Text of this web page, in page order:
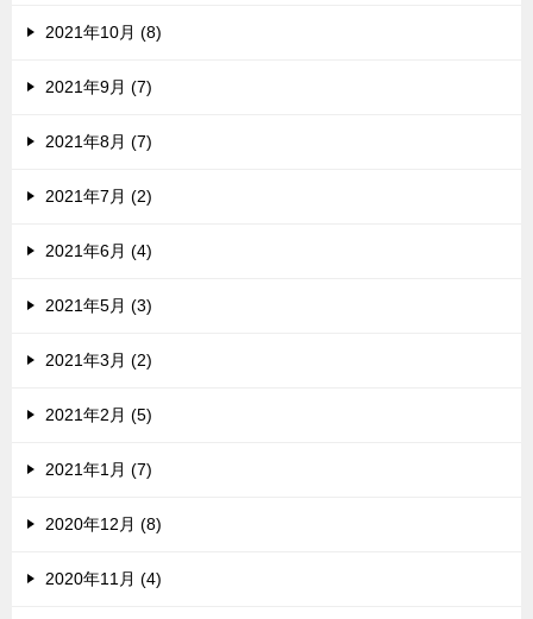
2021年10月 (8)
2021年9月 (7)
2021年8月 (7)
2021年7月 (2)
2021年6月 (4)
2021年5月 (3)
2021年3月 (2)
2021年2月 (5)
2021年1月 (7)
2020年12月 (8)
2020年11月 (4)